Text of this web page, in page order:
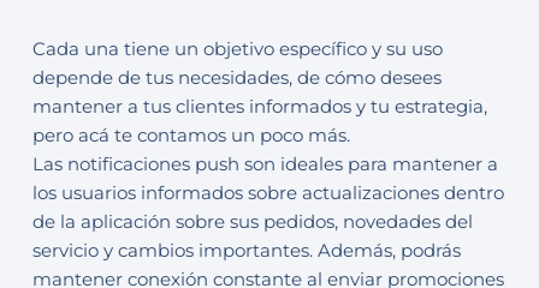
Cada una tiene un objetivo específico y su uso
depende de tus necesidades, de cómo desees
mantener a tus clientes informados y tu estrategia,
pero acá te contamos un poco más.
Las notificaciones push son ideales para mantener a
los usuarios informados sobre actualizaciones dentro
de la aplicación sobre sus pedidos, novedades del
servicio y cambios importantes. Además, podrás
mantener conexión constante al enviar promociones